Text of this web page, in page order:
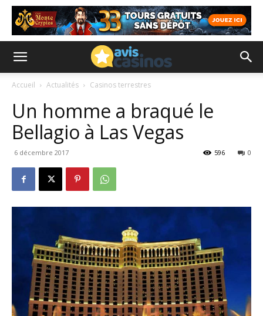
Accueil Actualités Casinos terrestres
Un homme a braqué le
Bellagio à Las Vegas
6 décembre 2017 0
596